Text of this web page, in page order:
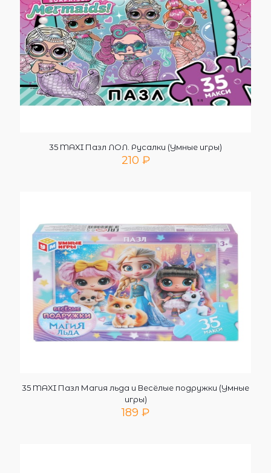
35 MAXI Пазл ЛОЛ. Русалки (Умные игры)
210 ₽
35 MAXI Пазл Магия льда и Весёлые подружки (Умные
игры)
189 ₽